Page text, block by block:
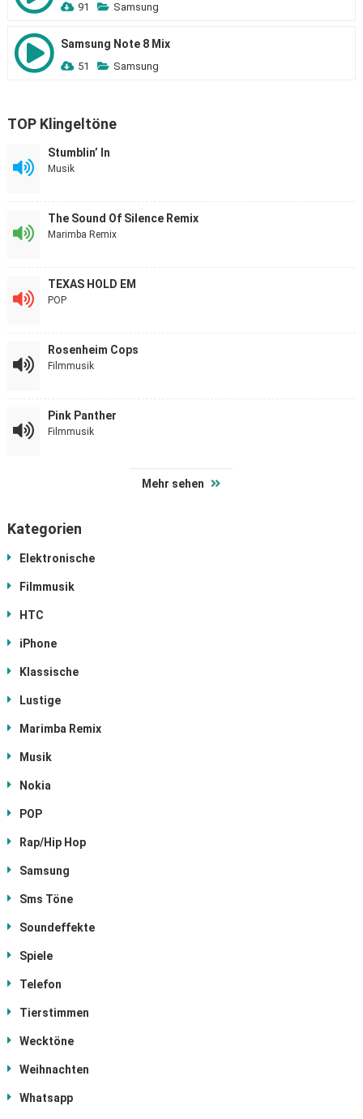
91 Samsung
Samsung Note 8 Mix
51 Samsung
TOP Klingeltöne
Stumblin’ In
Musik
The Sound Of Silence Remix
Marimba Remix
TEXAS HOLD EM
POP
Rosenheim Cops
Filmmusik
Pink Panther
Filmmusik
Mehr sehen
Kategorien
Elektronische
Filmmusik
HTC
iPhone
Klassische
Lustige
Marimba Remix
Musik
Nokia
POP
Rap/Hip Hop
Samsung
Sms Töne
Soundeffekte
Spiele
Telefon
Tierstimmen
Wecktöne
Weihnachten
Whatsapp